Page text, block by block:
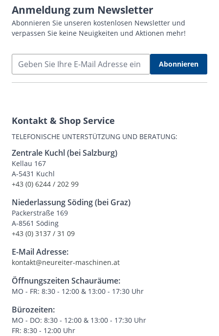
Anmeldung zum Newsletter
Abonnieren Sie unseren kostenlosen Newsletter und
verpassen Sie keine Neuigkeiten und Aktionen mehr!
Abonnieren
Kontakt & Shop Service
TELEFONISCHE UNTERSTÜTZUNG UND BERATUNG:
Zentrale Kuchl (bei Salzburg)
Kellau 167
A-5431 Kuchl
+43 (0) 6244 / 202 99
Niederlassung Söding (bei Graz)
Packerstraße 169
A-8561 Söding
+43 (0) 3137 / 31 09
E-Mail Adresse:
kontakt@neureiter-maschinen.at
Öffnungszeiten Schauräume:
MO - FR: 8:30 - 12:00 & 13:00 - 17:30 Uhr
Bürozeiten:
MO - DO: 8:30 - 12:00 & 13:00 - 17:30 Uhr
FR: 8:30 - 12:00 Uhr